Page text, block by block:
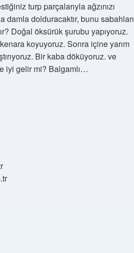
turp parçalarıyla ağzınızı
damla dolduracaktır, bunu sabahları
Doğal öksürük şurubu yapıyoruz.
koyuyoruz. Sonra içine yarım
Bir kaba döküyoruz. ve
iyi gelir mi? Balgamlı…